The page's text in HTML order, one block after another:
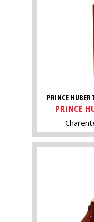
PRINCE
PRINCE